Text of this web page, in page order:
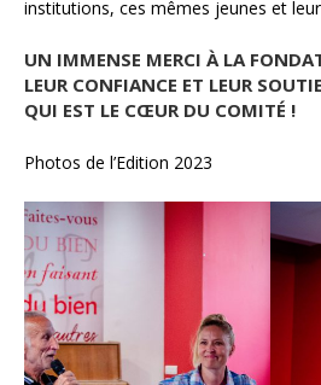
institutions, ces mêmes jeunes et
UN IMMENSE MERCI À LA
LEUR CONFIANCE ET LEUR
QUI EST LE CŒUR DU COMITÉ !
Photos de l’Edition 2023